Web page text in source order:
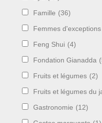
Famille (36)
Femmes d'exceptions
Feng Shui (4)
Fondation Gianadda
Fruits et légumes (2)
Fruits et légumes du
Gastronomie (12)